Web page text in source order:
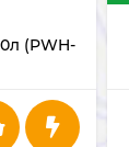
(PWH-